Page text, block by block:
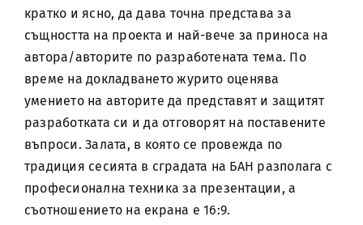
кратко и ясно, да дава точна представа за
същността на проекта и най-вече за приноса на
автора/авторите по разработената тема. По
време на докладването журито оценява
умението на авторите да представят и защитят
разработката си и да отговорят на поставените
въпроси. Залата, в която се провежда по
традиция сесията в сградата на БАН разполага с
професионална техника за презентации, а
съотношението на екрана е 16:9.